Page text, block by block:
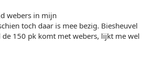
webers in mijn
toch daar is mee bezig. Biesheuvel
150 pk komt met webers, lijkt me wel